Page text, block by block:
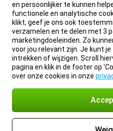
en persoonlijker te kunnen
functionele en analytische
klikt, geef je ons ook
verzamelen en te delen met 3
marketingdoeleinden. Zo
voor jou relevant zijn. Je kunt
intrekken of wijzigen. Scroll
pagina en klik in de footer op
over onze cookies in onze